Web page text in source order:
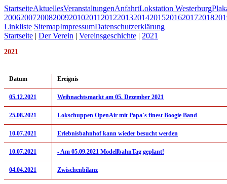
StartseiteAktuellesVeranstaltungenAnfahrtLokstation Westerburg
200620072008200920102011 2012201320142015201620172018
Linkliste SitemapImpressumDatenschutzerklärung
Startseite | Der Verein | Vereinsgeschichte | 2021
2021
Datum Ereignis
05.12.2021 Weihnachtsmarkt am 05. Dezember 2021
25.08.2021 Lokschuppen OpenAir mit Papa`s finest Boogie Band
10.07.2021 Erlebnisbahnhof kann wieder besucht werden
10.07.2021 - Am 05.09.2021 ModellbahnTag geplant!
04.04.2021 Zwischenbilanz